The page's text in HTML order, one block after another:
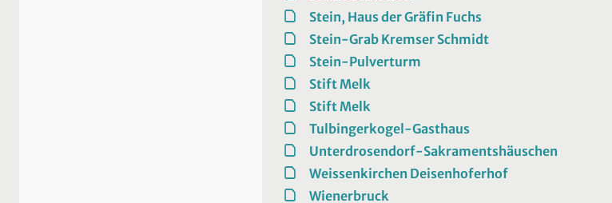
Stein, Haus der Gräfin Fuchs
Stein-Grab Kremser Schmidt
Stein-Pulverturm
Stift Melk
Stift Melk
Tulbingerkogel-Gasthaus
Unterdrosendorf-Sakramentshäuschen
Weissenkirchen Deisenhoferhof
Wienerbruck